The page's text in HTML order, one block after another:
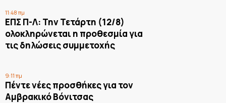
11:48 πμ
ΕΠΣ Π-Λ: Την Τετάρτη (12/8)
ολοκληρώνεται η προθεσμία για
τις δηλώσεις συμμετοχής
9:11 πμ
Πέντε νέες προσθήκες για τον
Αμβρακικό Βόνιτσας